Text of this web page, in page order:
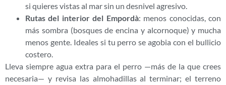
si quieres vistas al mar sin un desnivel agresivo.
Rutas del interior del Empordà: menos conocidas, con
más sombra (bosques de encina y alcornoque) y mucha
menos gente. Ideales si tu perro se agobia con el bullicio
costero.
Lleva siempre agua extra para el perro —más de la que crees
necesaria— y revisa las almohadillas al terminar; el terreno